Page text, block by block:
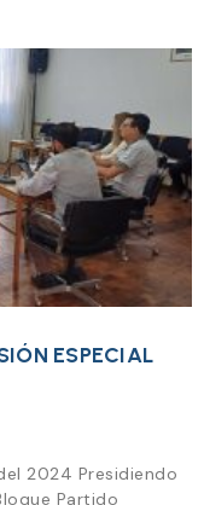
ESPECIAL
del 2024 Presidiendo
Partido